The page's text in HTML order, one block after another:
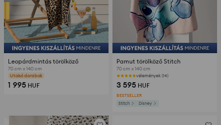
Leopárdmintás törölköző
70 cm x 140 cm
vélemények (5)
1 995 HUF
Pamut törölköző Stitch
70 cm x 140 cm
vélemények (14)
3 595 HUF
BESTSELLER
Stitch
Disney